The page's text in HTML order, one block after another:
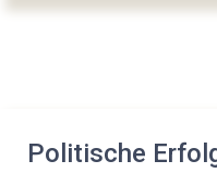
Politische